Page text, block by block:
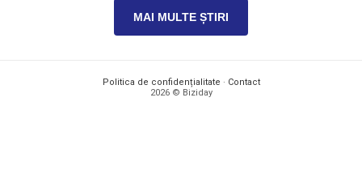
MAI MULTE ȘTIRI
Politica de confidențialitate · Contact
2026 © Biziday